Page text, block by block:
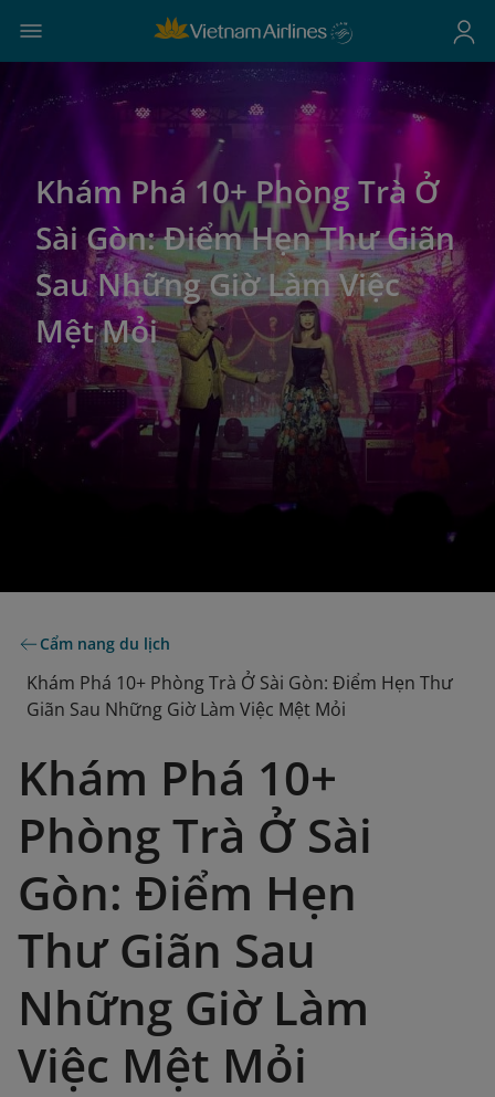
Khám Phá 10+ Phòng Trà Ở
Sài Gòn: Điểm Hẹn Thư Giãn
Sau Những Giờ Làm Việc
Mệt Mỏi
Cẩm nang du lịch
Khám Phá 10+ Phòng Trà Ở Sài Gòn: Điểm Hẹn Thư
Giãn Sau Những Giờ Làm Việc Mệt Mỏi
Khám Phá 10+
Phòng Trà Ở Sài
Gòn: Điểm Hẹn
Thư Giãn Sau
Những Giờ Làm
Việc Mệt Mỏi